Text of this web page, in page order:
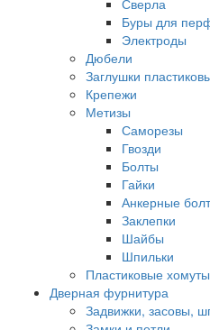
Сверла
Буры для
Электроды
Дюбели
Заглушки
Крепежи
Метизы
Саморезы
Гвозди
Болты
Гайки
Анкерные
Заклепки
Шайбы
Шпильки
Пластиковые хомуты
Дверная фурнитура
Задвижки, засовы,